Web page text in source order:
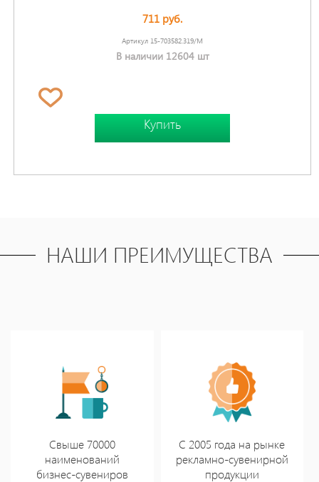
711 руб.
Артикул 15-703582.319/M
В наличии 12604 шт
Купить
НАШИ ПРЕИМУЩЕСТВА
Свыше 70000
наименований
бизнес-сувениров
С 2005 года на рынке
рекламно-сувенирной
продукции